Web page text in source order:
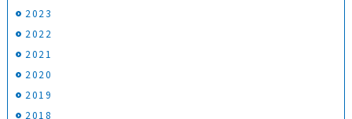
2023
2022
2021
2020
2019
2018